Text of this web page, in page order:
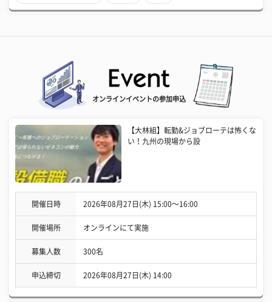
オンラインイベントの参加申込
【大林組】転勤&ジョブローテは怖くな
い！九州の現場から設
開催日時 2026年08月27日(木) 15:00〜16:00
開催場所 オンラインにて実施
募集人数 300名
申込締切 2026年08月27日(木) 14:00